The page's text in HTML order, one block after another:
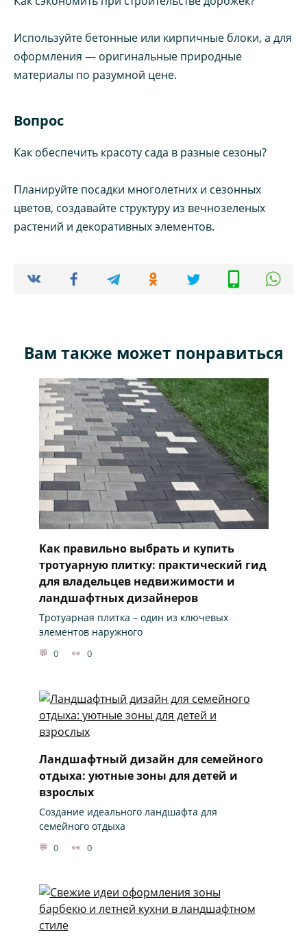
Используйте бетонные или кирпичные блоки, а для
оформления — оригинальные природные
материалы по разумной цене.
Вопрос
Как обеспечить красоту сада в разные сезоны?
Планируйте посадки многолетних и сезонных
цветов, создавайте структуру из вечнозеленых
растений и декоративных элементов.
Вам также может понравиться
Как правильно выбрать и купить
тротуарную плитку: практический гид
для владельцев недвижимости и
ландшафтных дизайнеров
Тротуарная плитка – один из ключевых
элементов наружного
0 0
Ландшафтный дизайн для семейного
отдыха: уютные зоны для детей и
взрослых
Создание идеального ландшафта для
семейного отдыха
0 0